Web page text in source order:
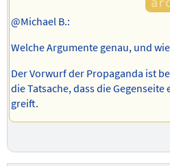
@Michael B.:
Welche Argumente genau, und
Der Vorwurf der Propaganda ist
die Tatsache, dass die
greift.